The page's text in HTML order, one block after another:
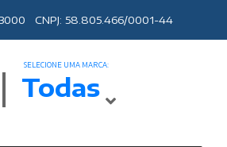
3000 CNPJ: 58.805.466/0001-44
SELECIONE UMA MARCA:
Todas